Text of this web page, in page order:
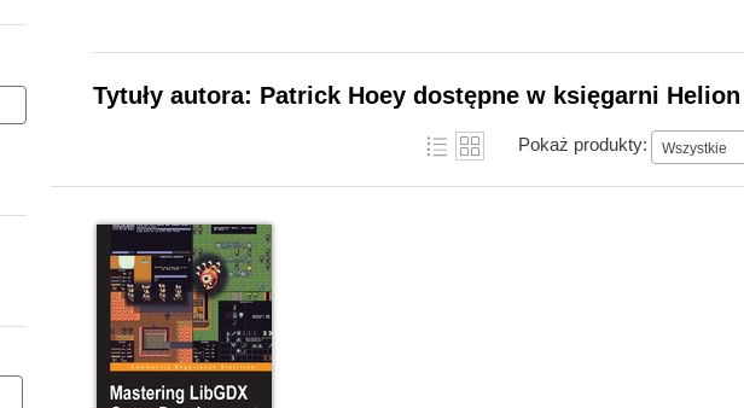
Tytuły autora: Patrick Hoey dostępne w księgarni Helion
Pokaż produkty: Wszystkie